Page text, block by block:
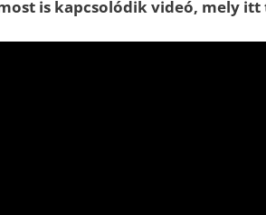
is kapcsolódik videó, mely